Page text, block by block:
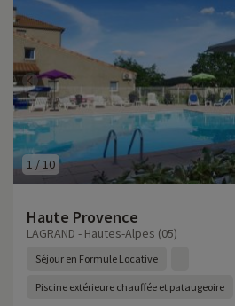
1 /10
Haute Provence
LAGRAND - Hautes-Alpes (05)
Séjour en Formule Locative
Piscine extérieure chauffée et pataugeoire